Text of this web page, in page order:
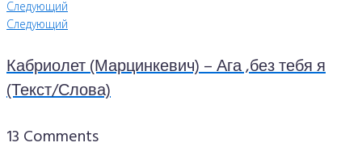
Следующий
Следующий
Кабриолет (Марцинкевич) – Ага ,без тебя я
(Текст/Слова)
13 Comments